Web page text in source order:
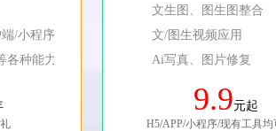
/小程序等
各种能力
文生图、图生图整合
文/图生视频应用
Ai写真、图片修复
9.9元起
H5/APP/小程序/现有工具